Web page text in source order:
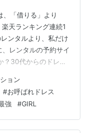
「借りる」より
天ランキング連続1
ンタルより、私だけ
レンタルの予約サイ
？30代からのドレス
な自己投資」なの
」が、あなたを一番
レンタル相場を
10,000円以下の新
ョン
#お呼ばれドレス
強 #GIRL